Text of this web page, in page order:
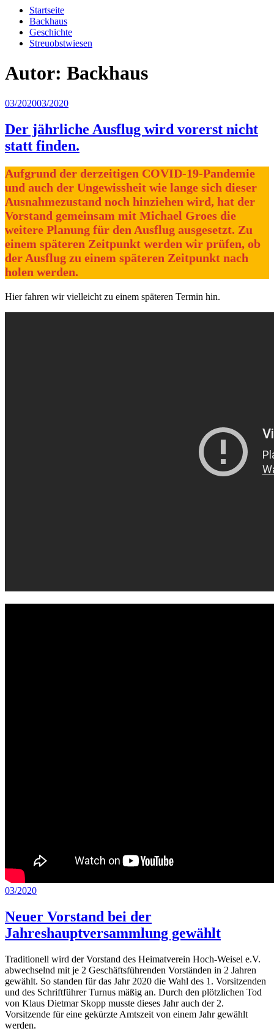
Startseite
Backhaus
Geschichte
Streuobstwiesen
Autor: Backhaus
Veröffentlicht
03/202003/2020
Der jährliche Ausflug wird vorerst nicht
statt finden.
Aufgrund der derzeitigen COVID-19-Pandemie
und auch der Ungewissheit wie lange sich dieser
Ausnahmezustand noch hinziehen wird, hat der
Vorstand gemeinsam mit Michael Groes die
weitere Planung für den Ausflug ausgesetzt. Zu
einem späteren Zeitpunkt werden wir prüfen, ob
der Ausflug zu einem späteren Zeitpunkt nach
holen werden.
Hier fahren wir vielleicht zu einem späteren Termin hin.
Veröffentlicht
03/2020
Neuer Vorstand bei der
Jahreshauptversammlung gewählt
Traditionell wird der Vorstand des Heimatverein Hoch-Weisel e.V.
abwechselnd mit je 2 Geschäftsführenden Vorständen in 2 Jahren
gewählt. So standen für das Jahr 2020 die Wahl des 1. Vorsitzenden
und des Schriftführer Turnus mäßig an. Durch den plötzlichen Tod
von Klaus Dietmar Skopp musste dieses Jahr auch der 2.
Vorsitzende für eine gekürzte Amtszeit von einem Jahr gewählt
werden.